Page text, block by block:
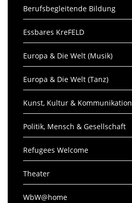
Berufsbegleitende Bildung
Essbares KreFELD
Europa & Die Welt (Musik)
Europa & Die Welt (Tanz)
Kunst, Kultur & Kommunikation
Politik, Mensch & Gesellschaft
Refugees Welcome
Theater
WbW@home